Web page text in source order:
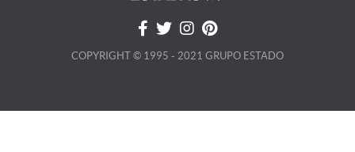
COPYRIGHT © 1995 - 2021 GRUPO ESTADO